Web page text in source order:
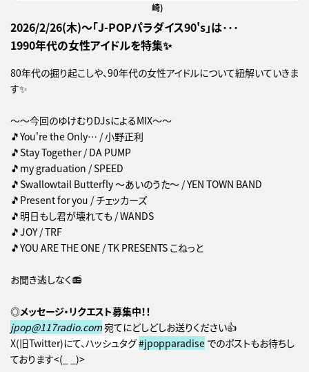
崎)
2026/2/26(木)～「J-POPパラダイス90's」は･･･
1990年代の女性アイドルを特集✨
80年代の掘り起こしや、90年代の女性アイドルについて紐解いていきま
す✨
～～今回のゆけむりDJsによるMIX～～
🎵You're the Only… / 小野正利
🎵Stay Together / DA PUMP
🎵my graduation / SPEED
🎵Swallowtail Butterfly ～あいのうた～ / YEN TOWN BAND
🎵Present for you / チェッカーズ
🎵明日もし君が壊れても / WANDS
🎵JOY / TRF
🎵YOU ARE THE ONE / TK PRESENTS こねっと
お聞き逃しなく📻
◎メッセージ・リクエスト募集中！！
jpop@117radio.com宛てにどしどしお送りください👍
X(旧Twitter)にて、ハッシュタグ#jpopparadise でのポストもお待ちし
ております<(_ _)>